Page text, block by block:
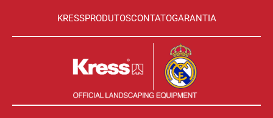
KRESSPRODUTOSCONTATOGARANTIA